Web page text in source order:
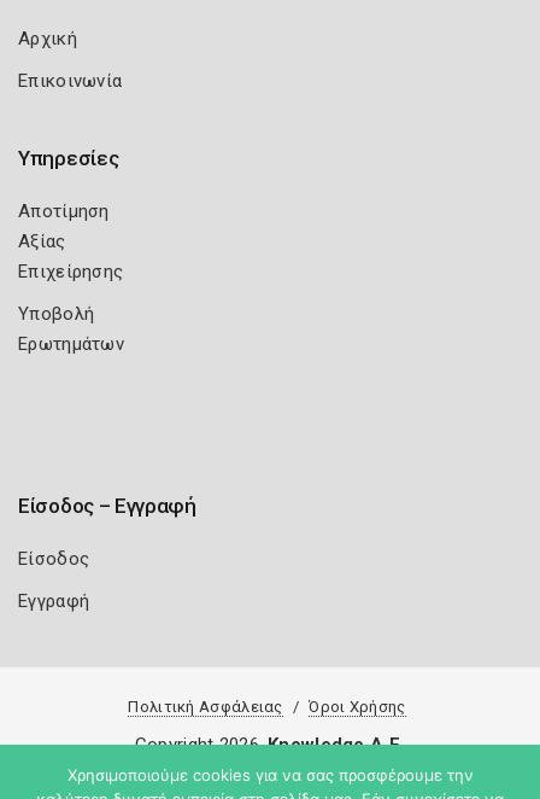
Αρχική
Επικοινωνία
Υπηρεσίες
Αποτίμηση
Αξίας
Επιχείρησης
Υποβολή
Ερωτημάτων
Είσοδος – Εγγραφή
Είσοδος
Εγγραφή
Πολιτική Ασφάλειας Όροι Χρήσης
Copyright 2026 Knowledge A.E.
Χρησιμοποιούμε cookies για να σας προσφέρουμε την